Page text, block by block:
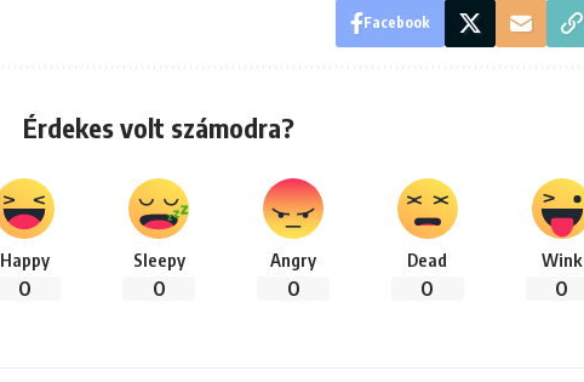
Facebook
Érdekes volt számodra?
Happy
0
Sleepy
0
Angry
0
Dead
0
Wink
0